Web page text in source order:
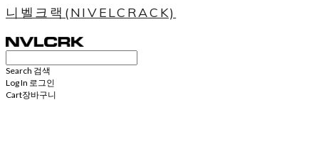
니벨크랙(NIVELCRACK)
Search 검색
Log In 로그인
Cart장바구니